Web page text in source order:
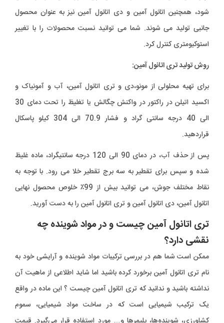
شود، همچنین اتانول آمین و دی اتانول آمین نیز به عنوان محصول
جانبی تولید می شوند. شما می توانید نسبت محصولات را با تغییر
استوکیومتری کنترل کرد.
روش تولید تری اتانول آمین:
برای تهیه محلولی از مونو،دی و تری اتانول آمین، آب و آمونیاک و
اکسید اتیلن در راکتور در واکنش چگالش یا تغلیظ را تحت دمای 30
الی 40 درجه سانتی گراد و فشار 70.9 الی 304 کیلو پاسکال
قراردهید.
پس از حذف آب، در دمای 90 الی 120 درجه سانتیگراد، ماده غلیظ
شده و سپس برای تقطیر به سه برج تقطیر خلا می رود. با توجه به
نقاط مختلف جوش، می توانید بیش از 99٪ خلوص محصول نهایی
اتانول آمین، دی اتانول آمین و تری اتانول آمین را به دست آورید.
تری اتانول آمین چیست و در مواد شوینده چه
نقشی دارد؟
ممکن است شما هم در بررسی ترکیبات مواد شوینده و آرایشی خود به
نام تری اتانول آمین برخورد کرده باشید اما شاید اطلاعی از ماهیت آن
نداشته باشید و ندانید که تری اتانول آمین چیست ؟ این ماده در واقع
یک ترکیب شیمیایی است که در ساخت مواد شیمیایی، سموم